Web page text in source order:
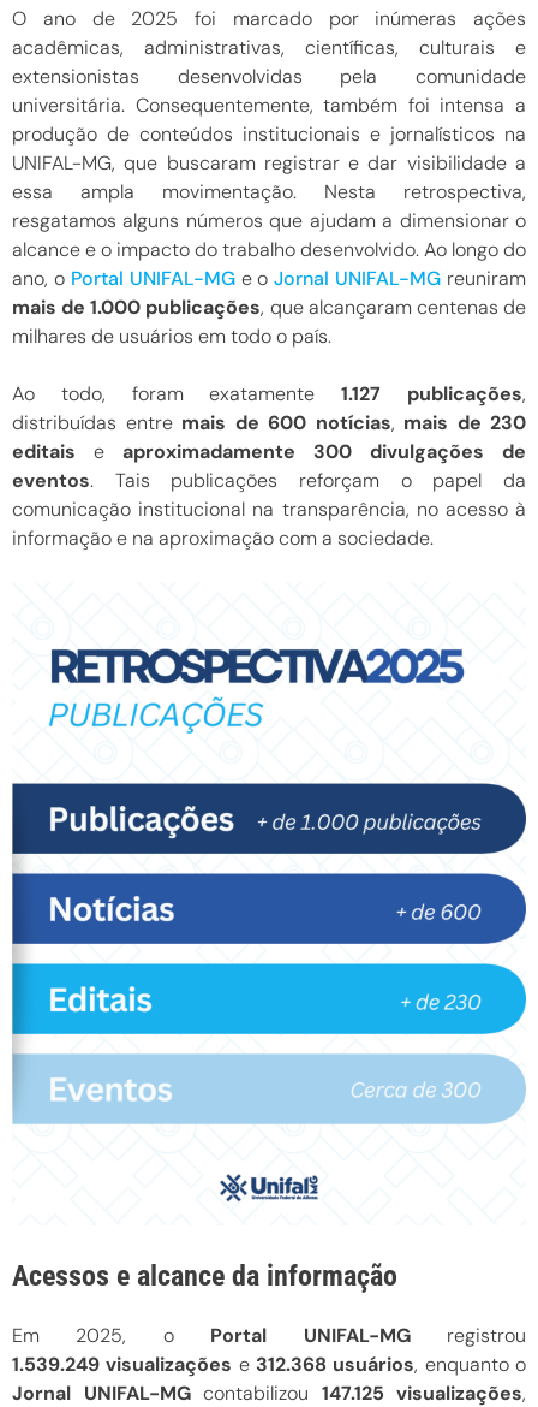
O ano de 2025 foi marcado por inúmeras ações
acadêmicas, administrativas, científicas, culturais e
extensionistas desenvolvidas pela comunidade
universitária. Consequentemente, também foi intensa a
produção de conteúdos institucionais e jornalísticos na
UNIFAL-MG, que buscaram registrar e dar visibilidade a
essa ampla movimentação. Nesta retrospectiva,
resgatamos alguns números que ajudam a dimensionar o
alcance e o impacto do trabalho desenvolvido. Ao longo do
ano, o Portal UNIFAL-MGe oJornal UNIFAL-MG reuniram
mais de 1.000 publicações, que alcançaram centenas de
milhares de usuários em todo o país.
Ao todo, foram exatamente1.127 publicações,
distribuídas entre mais de 600 notícias, mais de 230
editais e aproximadamente 300 divulgações de
eventos. Tais publicações reforçam o papel da
comunicação institucional na transparência, no acesso à
informação e na aproximação com a sociedade.
Acessos e alcance da informação
Em 2025, o Portal UNIFAL-MGregistrou
1.539.249 visualizações e312.368 usuários, enquanto o
Jornal UNIFAL-MGcontabilizou 147.125 visualizações,